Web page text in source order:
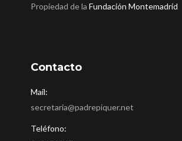
Propiedad de laFundación Montemadrid
Contacto
Mail:
secretaria@padrepiquer.net
Teléfono: